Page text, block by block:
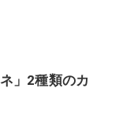
」2種類のカ